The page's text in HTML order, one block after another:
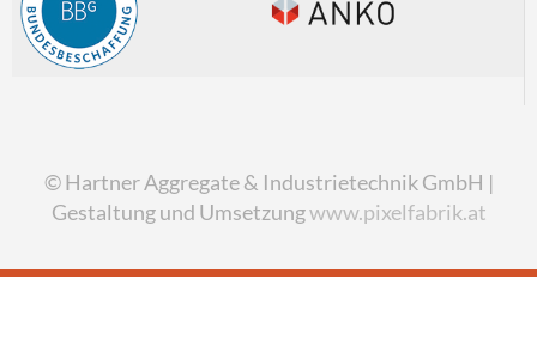
© Hartner Aggregate & Industrietechnik GmbH |
Gestaltung und Umsetzungwww.pixelfabrik.at